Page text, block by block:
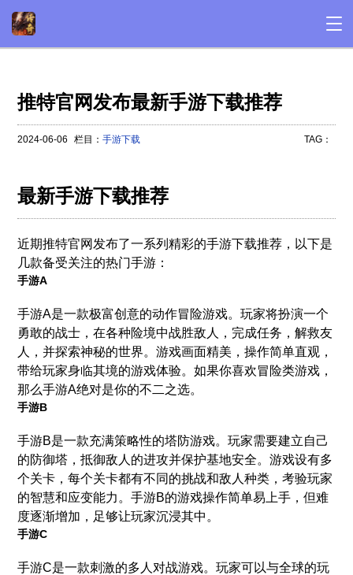
推特官网发布最新手游下载推荐
2024-06-06 栏目：手游下载 TAG：
最新手游下载推荐
近期推特官网发布了一系列精彩的手游下载推荐，以下是
几款备受关注的热门手游：
手游A
手游A是一款极富创意的动作冒险游戏。玩家将扮演一个
勇敢的战士，在各种险境中战胜敌人，完成任务，解救友
人，并探索神秘的世界。游戏画面精美，操作简单直观，
带给玩家身临其境的游戏体验。如果你喜欢冒险类游戏，
那么手游A绝对是你的不二之选。
手游B
手游B是一款充满策略性的塔防游戏。玩家需要建立自己
的防御塔，抵御敌人的进攻并保护基地安全。游戏设有多
个关卡，每个关卡都有不同的挑战和敌人种类，考验玩家
的智慧和应变能力。手游B的游戏操作简单易上手，但难
度逐渐增加，足够让玩家沉浸其中。
手游C
手游C是一款刺激的多人对战游戏。玩家可以与全球的玩